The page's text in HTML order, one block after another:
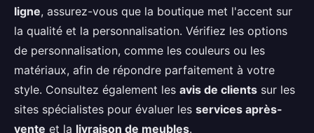
ligne, assurez-vous que la boutique met l'accent sur
la qualité et la personnalisation. Vérifiez les options
de personnalisation, comme les couleurs ou les
matériaux, afin de répondre parfaitement à votre
style. Consultez également les avis de clients sur les
sites spécialistes pour évaluer les services après-
vente et la livraison de meubles.